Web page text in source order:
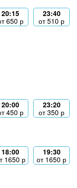
20:15
650 р
23:40
от510 р
20:00
450 р
23:20
от350 р
18:00
1650 р
19:30
от 1650 р